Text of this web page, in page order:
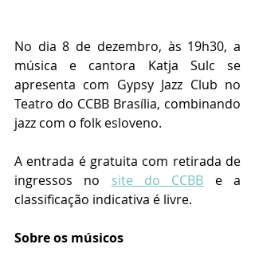
No dia 8 de dezembro, às 19h30, a
música e cantora Katja Sulc se
apresenta com Gypsy Jazz Club no
Teatro do CCBB Brasília, combinando
jazz com o folk esloveno.
A entrada é gratuita com retirada de
ingressos no site do CCBB e a
classificação indicativa é livre.
Sobre os músicos